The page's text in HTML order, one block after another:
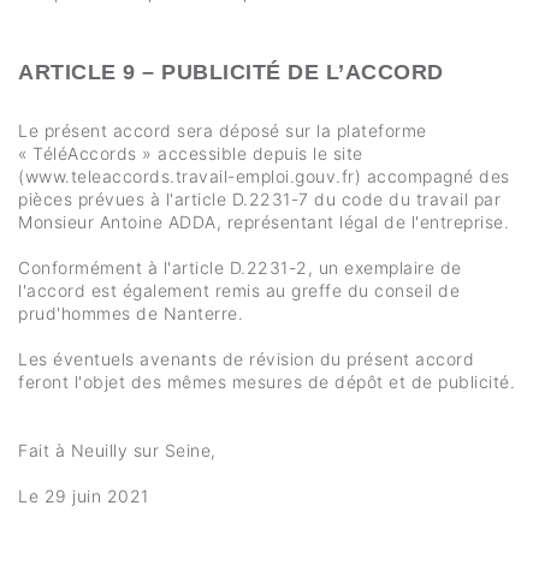
ARTICLE 9 – PUBLICITÉ DE L’ACCORD
Le présent accord sera déposé sur la plateforme
« TéléAccords » accessible depuis le site
(www.teleaccords.travail-emploi.gouv.fr) accompagné des
pièces prévues à l'article D.2231-7 du code du travail par
Monsieur Antoine ADDA, représentant légal de l'entreprise.
Conformément à l'article D.2231-2, un exemplaire de
l'accord est également remis au greffe du conseil de
prud'hommes de Nanterre.
Les éventuels avenants de révision du présent accord
feront l'objet des mêmes mesures de dépôt et de publicité.
Fait à Neuilly sur Seine,
Le 29 juin 2021